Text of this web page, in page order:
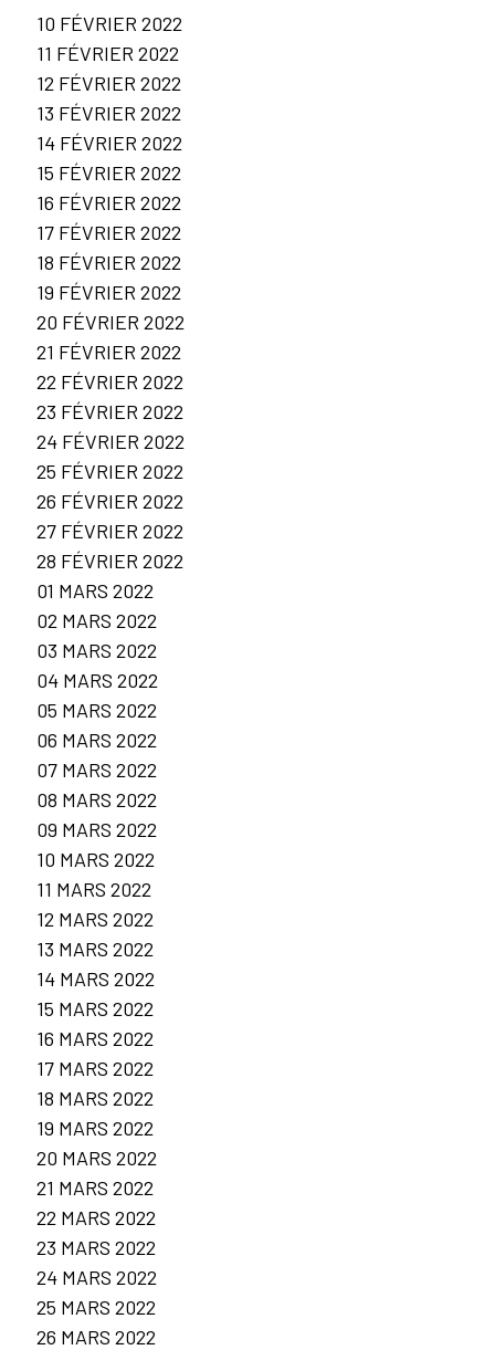
10 FÉVRIER 2022
11 FÉVRIER 2022
12 FÉVRIER 2022
13 FÉVRIER 2022
14 FÉVRIER 2022
15 FÉVRIER 2022
16 FÉVRIER 2022
17 FÉVRIER 2022
18 FÉVRIER 2022
19 FÉVRIER 2022
20 FÉVRIER 2022
21 FÉVRIER 2022
22 FÉVRIER 2022
23 FÉVRIER 2022
24 FÉVRIER 2022
25 FÉVRIER 2022
26 FÉVRIER 2022
27 FÉVRIER 2022
28 FÉVRIER 2022
01 MARS 2022
02 MARS 2022
03 MARS 2022
04 MARS 2022
05 MARS 2022
06 MARS 2022
07 MARS 2022
08 MARS 2022
09 MARS 2022
10 MARS 2022
11 MARS 2022
12 MARS 2022
13 MARS 2022
14 MARS 2022
15 MARS 2022
16 MARS 2022
17 MARS 2022
18 MARS 2022
19 MARS 2022
20 MARS 2022
21 MARS 2022
22 MARS 2022
23 MARS 2022
24 MARS 2022
25 MARS 2022
26 MARS 2022